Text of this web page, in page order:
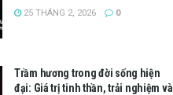
25 THÁNG 2, 2026 0
Trầm hương trong đời sống hiện
đại: Giá trị tinh thần, trải nghiệm và